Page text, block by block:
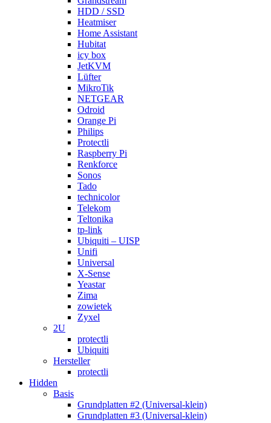
HDD / SSD
Heatmiser
Home Assistant
Hubitat
icy box
JetKVM
Lüfter
MikroTik
NETGEAR
Odroid
Orange Pi
Philips
Protectli
Raspberry Pi
Renkforce
Sonos
Tado
technicolor
Telekom
Teltonika
tp-link
Ubiquiti – UISP
Unifi
Universal
X-Sense
Yeastar
Zima
zowietek
Zyxel
2U
protectli
Ubiquiti
Hersteller
protectli
Hidden
Basis
Grundplatten #2 (Universal-klein)
Grundplatten #3 (Universal-klein)